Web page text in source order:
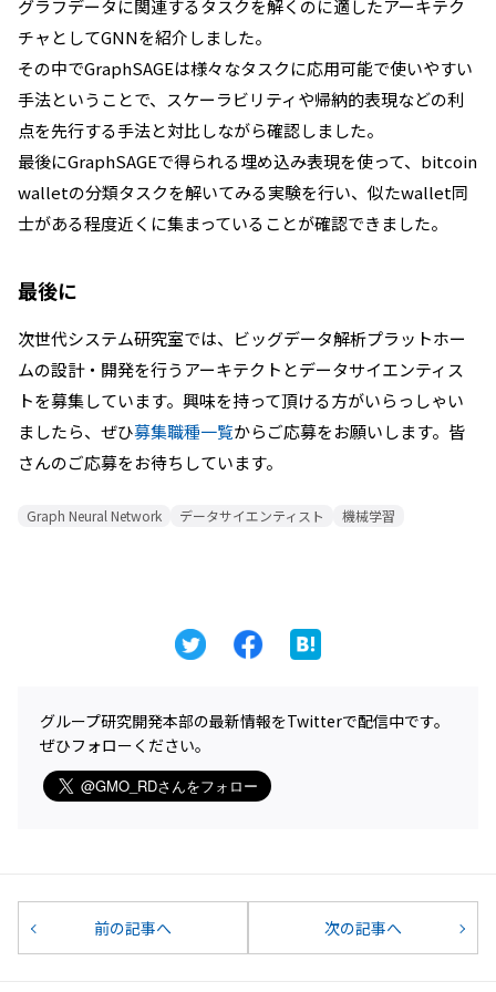
グラフデータに関連するタスクを解くのに適したアーキテク
チャとしてGNNを紹介しました。
その中でGraphSAGEは様々なタスクに応用可能で使いやすい
手法ということで、スケーラビリティや帰納的表現などの利
点を先行する手法と対比しながら確認しました。
最後にGraphSAGEで得られる埋め込み表現を使って、bitcoin
walletの分類タスクを解いてみる実験を行い、似たwallet同
士がある程度近くに集まっていることが確認できました。
最後に
次世代システム研究室では、ビッグデータ解析プラットホー
ムの設計・開発を行うアーキテクトとデータサイエンティス
トを募集しています。興味を持って頂ける方がいらっしゃい
ましたら、ぜひ募集職種一覧からご応募をお願いします。皆
さんのご応募をお待ちしています。
Graph Neural Network データサイエンティスト 機械学習
グループ研究開発本部の最新情報をTwitterで配信中です。
ぜひフォローください。
前の記事へ 次の記事へ